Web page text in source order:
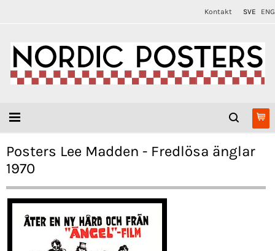
Kontakt SVE ENG
Posters Lee Madden - Fredlösa änglar
1970